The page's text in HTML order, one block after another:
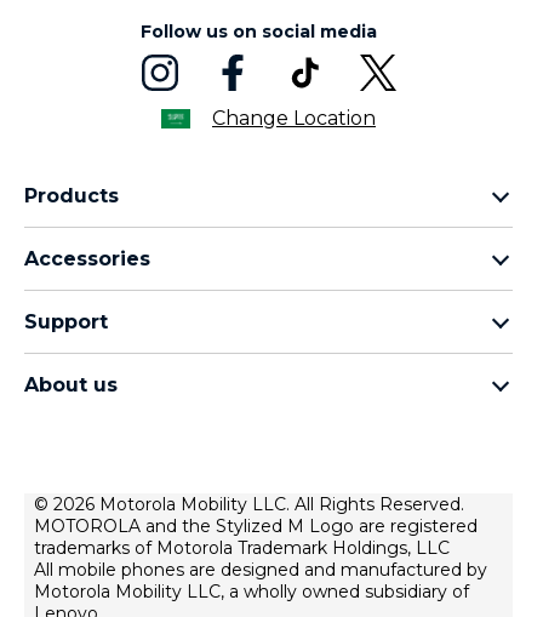
Follow us on social media
Change Location
Products
moto g family
Thinkphone 25 by motorola
Accessories
moto tag
Support
Rescue and Smart Assistant Tool
About us
privacy
terms of use
innovation
product privacy
© 2026 Motorola Mobility LLC. All Rights Reserved.
MOTOROLA and the Stylized M Logo are registered
trademarks of Motorola Trademark Holdings, LLC
All mobile phones are designed and manufactured by
Motorola Mobility LLC, a wholly owned subsidiary of